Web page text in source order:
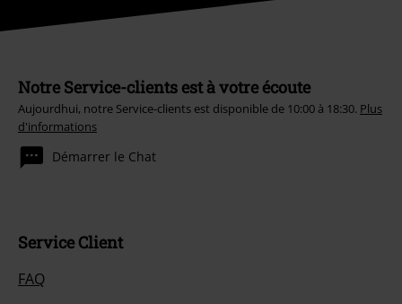
Notre Service-clients est à votre écoute
Aujourdhui, notre Service-clients est disponible de 10:00 à 18:30. Plus
d'informations
Démarrer le Chat
Service Client
FAQ